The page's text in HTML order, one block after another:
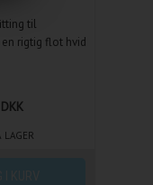
til
rigtig flot hvid
DKK
LAGER